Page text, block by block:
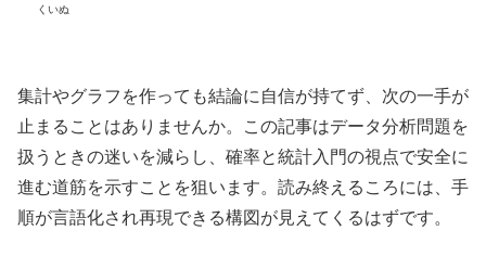
くいぬ
集計やグラフを作っても結論に自信が持てず、次の一手が
止まることはありませんか。この記事はデータ分析問題を
扱うときの迷いを減らし、確率と統計入門の視点で安全に
進む道筋を示すことを狙います。読み終えるころには、手
順が言語化され再現できる構図が見えてくるはずです。